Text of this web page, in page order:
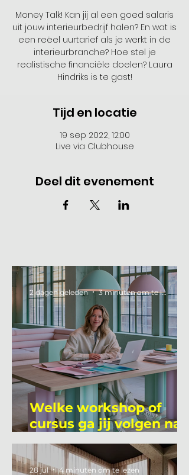
Money Talk! Kan jij al een goed salaris
uit jouw interieurbedrijf halen? En wat is
een reëel uurtarief als je werkt in de
interieurbranche? Hoe stel je
realistische financiële doelen? Laura
Hindriks is te gast!
Tijd en locatie
19 sep 2022, 12:00
Live via Clubhouse
Deel dit evenement
Welke workshop of
cursus ga jij volgen na
je vakantie?
2 dagen geleden 3 minuten om te lezen
28 jul 4 minuten om te lezen